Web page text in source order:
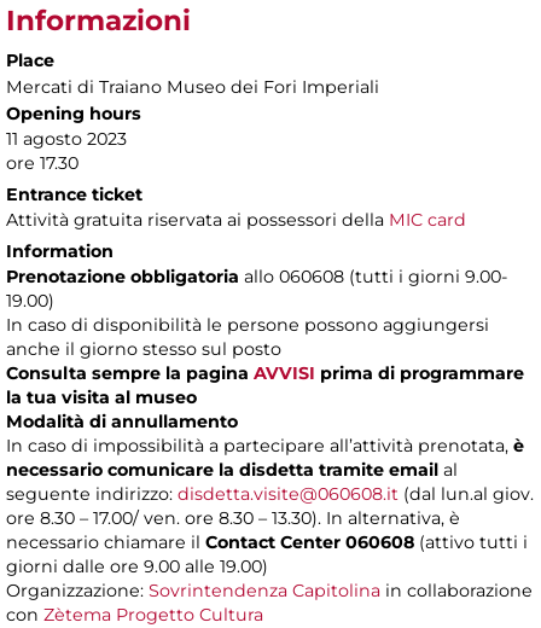
Informazioni
Place
Mercati di Traiano Museo dei Fori Imperiali
Opening hours
11 agosto 2023
ore 17.30
Entrance ticket
Attività gratuita riservata ai possessori della MIC card
Information
Prenotazione obbligatoria allo 060608 (tutti i giorni 9.00-
19.00)
In caso di disponibilità le persone possono aggiungersi
anche il giorno stesso sul posto
Consulta sempre la pagina AVVISI prima di programmare
la tua visita al museo
Modalità di annullamento
In caso di impossibilità a partecipare all’attività prenotata, è
necessario comunicare la disdetta tramite email al
seguente indirizzo: disdetta.visite@060608.it (dal lun.al giov.
ore 8.30 – 17.00/ ven. ore 8.30 – 13.30). In alternativa, è
necessario chiamare il Contact Center 060608 (attivo tutti i
giorni dalle ore 9.00 alle 19.00)
Organizzazione: Sovrintendenza Capitolina in collaborazione
con Zètema Progetto Cultura